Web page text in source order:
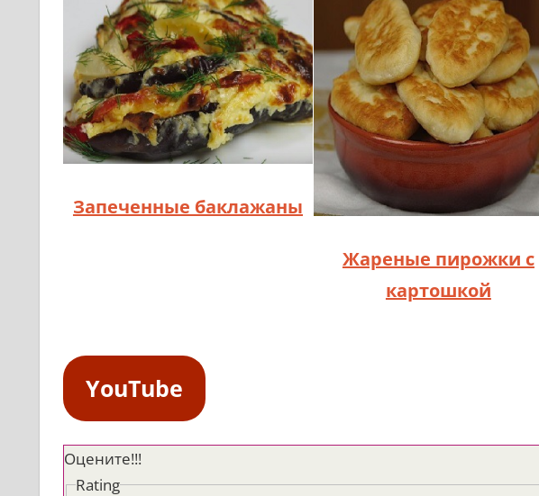
Запеченные баклажаны
Жареные пирожки с
картошкой
YouTube
Оцените!!!
Rating